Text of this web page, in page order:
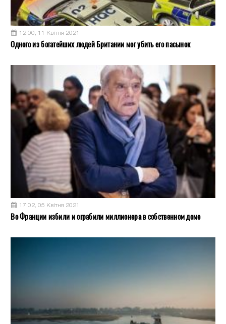
12:00, 11 Квітня 2021
Одного из богатейших людей Британии мог убить его пасынок
17:02, 05 Квітня 2021
Во Франции избили и ограбили миллионера в собственном доме